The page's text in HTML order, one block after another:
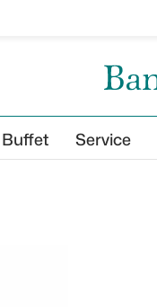
Buffet Service